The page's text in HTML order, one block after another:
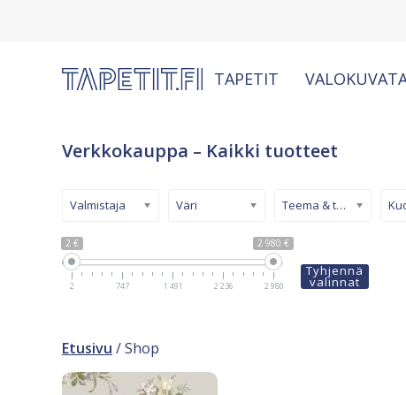
TAPETIT
Verkkokauppa – Kaikki tuotteet
2 € 2 980 €
2 747 1 491 2 236 2 980
Valmistaja Väri Teema & tyyli
Tyhjennä
valinnat
Etusivu / Shop